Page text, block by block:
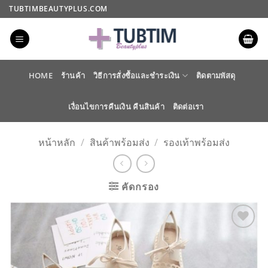
ข้าม
ไป
เนื้อหา
TUBTIMBEAUTYPLUS.COM
HOME ร้านค้า วิธีการสั่งซื้อและชำระเงิน ติดตามพัสดุ
เงื่อนไขการคืนเงิน คืนสินค้า ติดต่อเรา
หน้าหลัก / สินค้าพร้อมส่ง / รองเท้าพร้อมส่ง
คัดกรอง
ADD TO